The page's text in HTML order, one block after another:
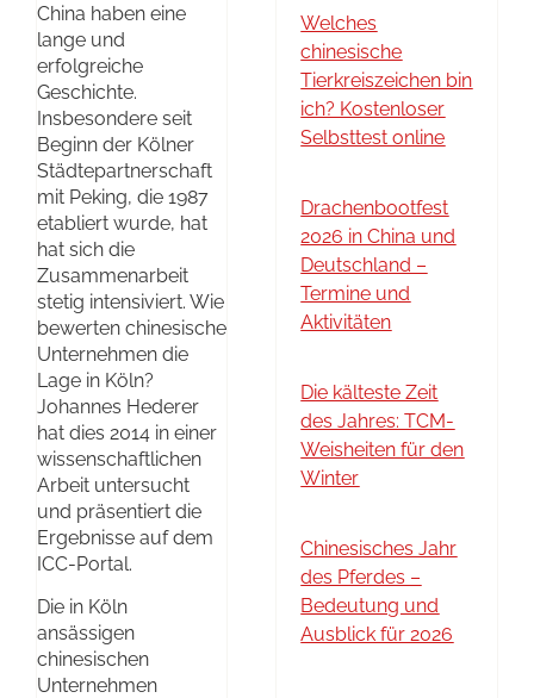
China haben eine
lange und
erfolgreiche
Geschichte.
Insbesondere seit
Beginn der Kölner
Städtepartnerschaft
mit Peking, die 1987
etabliert wurde, hat
hat sich die
Zusammenarbeit
stetig intensiviert. Wie
bewerten chinesische
Unternehmen die
Lage in Köln?
Johannes Hederer
hat dies 2014 in einer
wissenschaftlichen
Arbeit untersucht
und präsentiert die
Ergebnisse auf dem
ICC-Portal.
Die in Köln
ansässigen
chinesischen
Unternehmen
Welches
chinesische
Tierkreiszeichen bin
ich? Kostenloser
Selbsttest online
Drachenbootfest
2026 in China und
Deutschland –
Termine und
Aktivitäten
Die kälteste Zeit
des Jahres: TCM-
Weisheiten für den
Winter
Chinesisches Jahr
des Pferdes –
Bedeutung und
Ausblick für 2026